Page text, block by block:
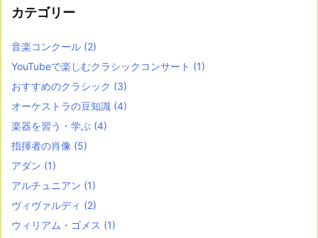
カテゴリー
音楽コンクール (2)
YouTubeで楽しむクラシックコンサート (1)
おすすめのクラシック (3)
オーケストラの豆知識 (4)
楽器を習う・学ぶ (4)
指揮者の肖像 (5)
アダン (1)
アルチュニアン (1)
ヴィヴァルディ (2)
ウィリアム・ゴメス (1)